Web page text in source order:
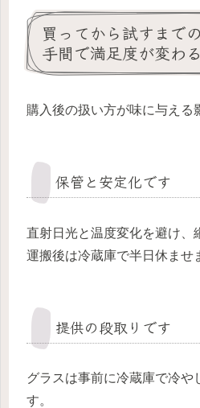
買ってから試すまで
手間で満足度が変わる
購入後の扱い方が味に与える
保管と安定化です
直射日光と温度変化を避け、
運搬後は冷蔵庫で半日休ませ
提供の段取りです
グラスは事前に冷蔵庫で冷や
す。